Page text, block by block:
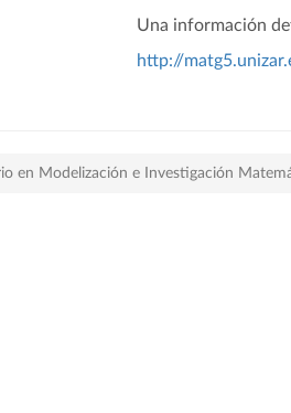
Una información
http://
en Modelización e Investigación